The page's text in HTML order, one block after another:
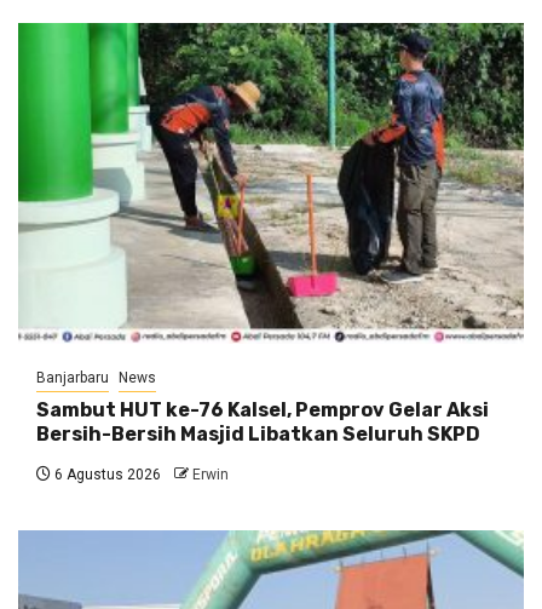
Banjarbaru News
Sambut HUT ke-76 Kalsel, Pemprov Gelar Aksi
Bersih-Bersih Masjid Libatkan Seluruh SKPD
6 Agustus 2026 Erwin